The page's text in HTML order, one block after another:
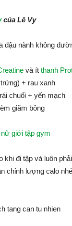
của Lê Vy
đậu nành không
và ít thanh
+ rau xanh
chuối + yến mạch
giăm bông
giới tập gym
đi tập và luôn
chỉnh lượng calo